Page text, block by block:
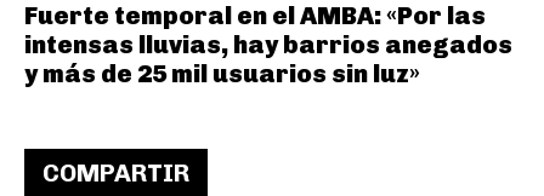
COMPARTIR
Fuerte temporal en el AMBA: «Por las
intensas lluvias, hay barrios anegados
y más de 25 mil usuarios sin luz»